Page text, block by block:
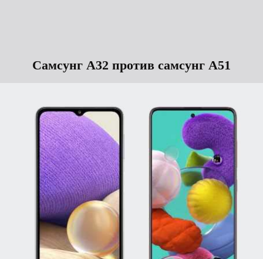
Самсунг А32 против самсунг А51